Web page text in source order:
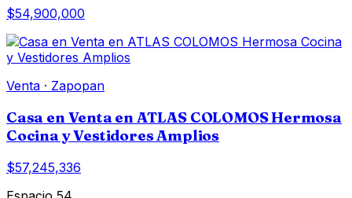
$54,900,000
Venta · Zapopan
Casa en Venta en ATLAS COLOMOS Hermosa
Cocina y Vestidores Amplios
$57,245,336